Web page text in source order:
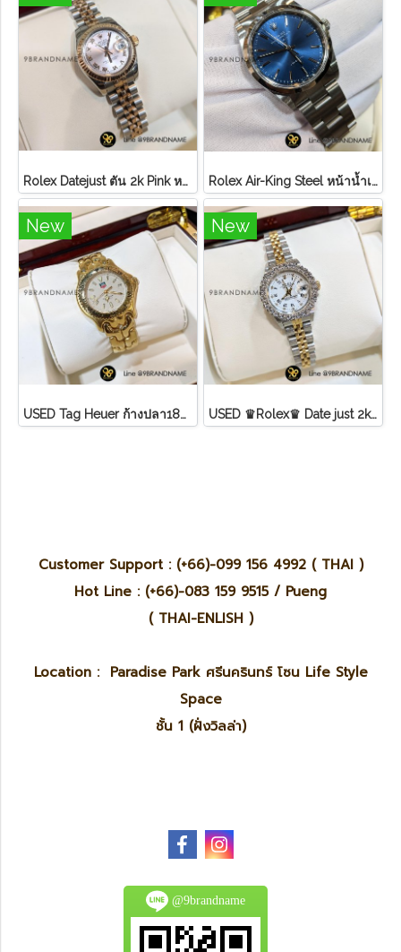
Rolex Datejust ตัน 2k Pink หลักโรมันสายจูบิลี่ Lady ไม่มี อปก Rolex Air-King Steel หน้าน้ำเงิน หลักขีดสภาพดี
New
U​S​E​D​ T​ag Heuer ก้างปลา18K ขอบทอง หน้า ครีม
New
USED ♛Rolex♛ Date just​ 2k​ หน้าขาว​ หลัก​เพชร​/โรมัน ขอบเพชรหนามเตย​ บานพับเก่า​ สายจูบิลี่
Customer Support : (+66)-099 156 4992 ( THAI )
Hot Line : (+66)-083 159 9515 / Pueng
( THAI-ENLISH )
Location : Paradise Park ศรีนครินทร์ โซน Life Style
Space
ชั้น 1 (ฝั่งวิลล่า)
@9brandname